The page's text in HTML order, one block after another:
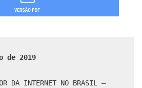
de 2019
DA INTERNET NO BRASIL –